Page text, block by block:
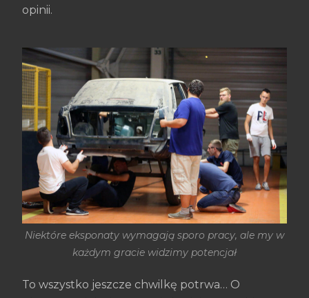
opinii.
Niektóre eksponaty wymagają sporo pracy, ale my w
każdym gracie widzimy potencjał
To wszystko jeszcze chwilkę potrwa… O